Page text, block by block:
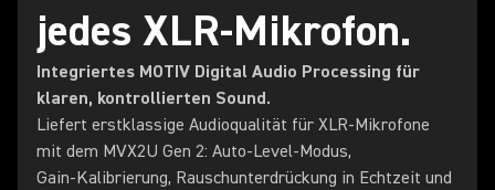
jedes XLR-Mikrofon.
Integriertes MOTIV Digital Audio Processing für
klaren, kontrollierten Sound.
Liefert erstklassige Audioqualität für XLR‑Mikrofone
mit dem MVX2U Gen 2: Auto-Level-Modus,
Gain‑Kalibrierung, Rauschunterdrückung in Echtzeit und